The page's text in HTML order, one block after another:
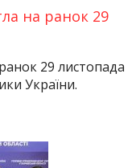
на ранок 29
29 листопада
України.